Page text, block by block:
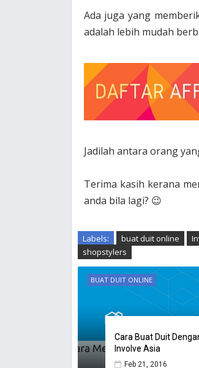
Ada juga yang
adalah lebih mudah
Jadilah antara orang
Terima kasih kerana
anda bila lagi? 😉
Labels: buat duit online
shopstylers
BUAT DUIT ONLINE
Cara Buat Duit
Involve Asia
Feb 21, 2016